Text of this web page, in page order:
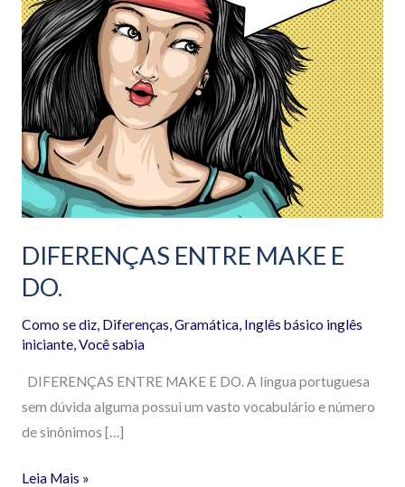
DIFERENÇAS ENTRE MAKE E
DO.
Como se diz, Diferenças,Gramática, Inglês básico inglês
iniciante,Você sabia
DIFERENÇAS ENTRE MAKE E DO. A língua portuguesa
sem dúvida alguma possui um vasto vocabulário e número
de sinônimos […]
DO.
Leia Mais »